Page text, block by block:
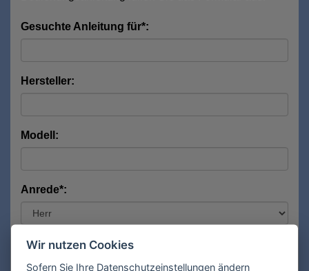
Gesuchte Anleitung für*:
Hersteller:
Modell:
Anrede*:
Vorname*:
Wir nutzen Cookies
Sofern Sie Ihre Datenschutzeinstellungen ändern